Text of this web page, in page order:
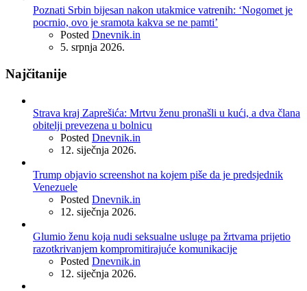
Poznati Srbin bijesan nakon utakmice vatrenih: ‘Nogomet je
pocrnio, ovo je sramota kakva se ne pamti’
Posted Dnevnik.in
5. srpnja 2026.
Najčitanije
Strava kraj Zaprešića: Mrtvu ženu pronašli u kući, a dva člana
obitelji prevezena u bolnicu
Posted Dnevnik.in
12. siječnja 2026.
Trump objavio screenshot na kojem piše da je predsjednik
Venezuele
Posted Dnevnik.in
12. siječnja 2026.
Glumio ženu koja nudi seksualne usluge pa žrtvama prijetio
razotkrivanjem kompromitirajuće komunikacije
Posted Dnevnik.in
12. siječnja 2026.